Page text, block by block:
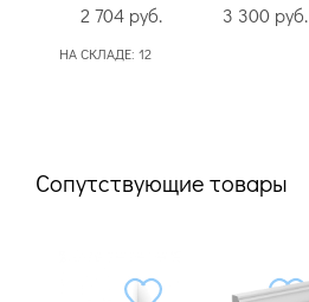
2 704 руб.
НА СКЛАДЕ: 12
3 300 руб.
Сопутствующие товары